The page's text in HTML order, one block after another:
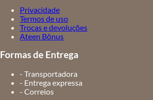
Privacidade
Termos de uso
Trocas e devoluções
Ateen Bônus
Formas de Entrega
- Transportadora
- Entrega expressa
- Correios